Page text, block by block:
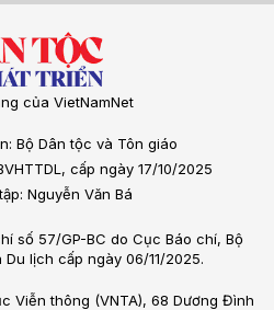
của VietNamNet
Bộ Dân tộc và Tôn giáo
cấp ngày 17/10/2025
Nguyễn Văn Bá
số 57/GP-BC do Cục Báo chí, Bộ
lịch cấp ngày 06/11/2025.
Viễn thông (VNTA), 68 Dương Đình